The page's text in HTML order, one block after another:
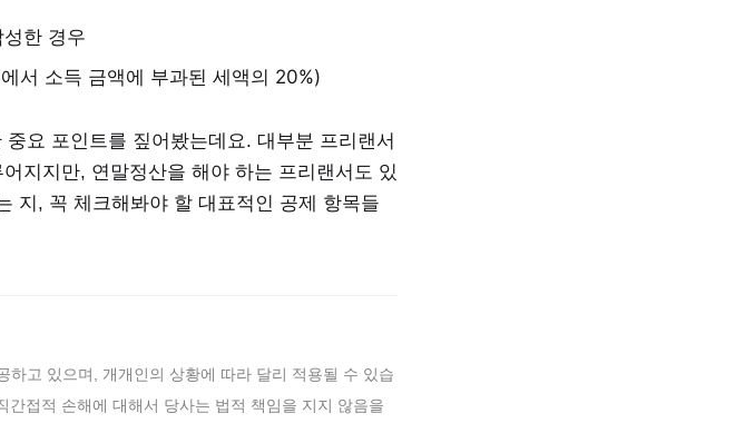
한 경우
서 소득 금액에 부과된 세액의 20%)
요 포인트를 짚어봤는데요. 대부분 프리랜서
지지만, 연말정산을 해야 하는 프리랜서도 있
지, 꼭 체크해봐야 할 대표적인 공제 항목들
고 있으며, 개개인의 상황에 따라 달리 적용될 수 있습
접적 손해에 대해서 당사는 법적 책임을 지지 않음을